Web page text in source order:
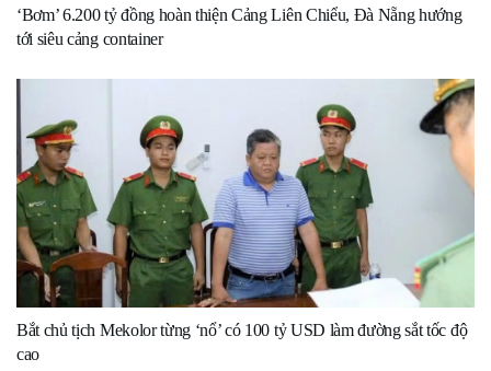
‘Bơm’ 6.200 tỷ đồng hoàn thiện Cảng Liên Chiểu, Đà Nẵng hướng
tới siêu cảng container
Bắt chủ tịch Mekolor từng ‘nổ’ có 100 tỷ USD làm đường sắt tốc độ
cao